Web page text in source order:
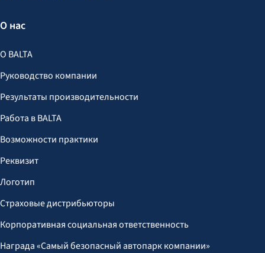
О нас
О BALTA
Руководство компании
Результаты производительности
Работа в BALTA
Возможности практики
Реквизит
Логотип
Страховые дистрибьюторы
Корпоративная социальная ответственность
Награда «Самый безопасный автопарк компании»